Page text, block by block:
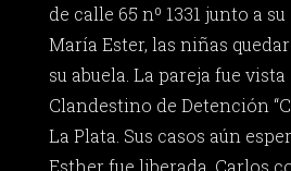
de calle 65 nº 1331 junto a
María Ester, las niñas
su abuela. La pareja fue
Clandestino de Detención
La Plata. Sus casos aún